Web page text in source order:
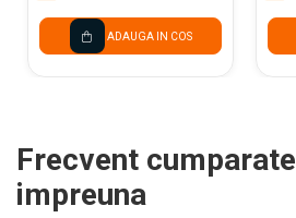
ADAUGA IN COS
Frecvent cumparate
impreuna